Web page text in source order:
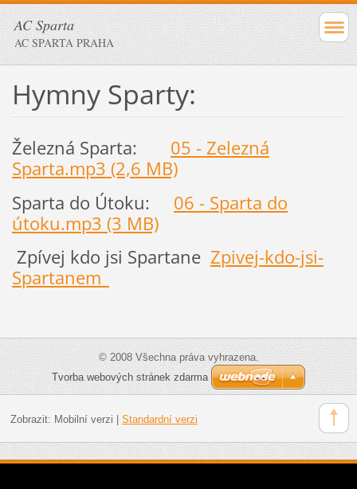
AC Sparta
AC SPARTA PRAHA
Hymny Sparty:
Železná Sparta: 05 - Zelezná
Sparta.mp3 (2,6 MB)
Sparta do Útoku: 06 - Sparta do
útoku.mp3 (3 MB)
Zpívej kdo jsi Spartane Zpivej-kdo-jsi-
Spartanem_
© 2008 Všechna práva vyhrazena.
Tvorba webových stránek zdarma
Zobrazit: Mobilní verzi | Standardní verzi